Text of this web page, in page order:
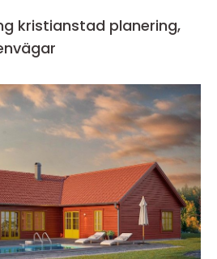
planering,